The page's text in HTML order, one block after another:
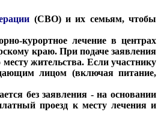
(СВО) и их семьям, чтобы
курортное лечение в центрах
краю. При подаче заявления
жительства. Если участнику
лицом (включая питание,
без заявления - на основании
проезд к месту лечения и